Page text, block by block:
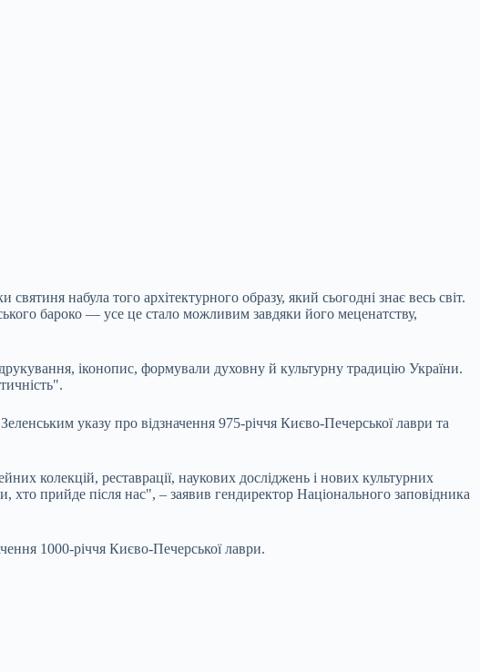
набула того архітектурного образу, який сьогодні знає весь світ.
бароко — усе це стало можливим завдяки його меценатству,
іконопис, формували духовну й культурну традицію України.
указу про відзначення 975-річчя Києво-Печерської лаври та
колекцій, реставрації, наукових досліджень і нових культурних
прийде після нас", – заявив гендиректор Національного заповідника
1000-річчя Києво-Печерської лаври.